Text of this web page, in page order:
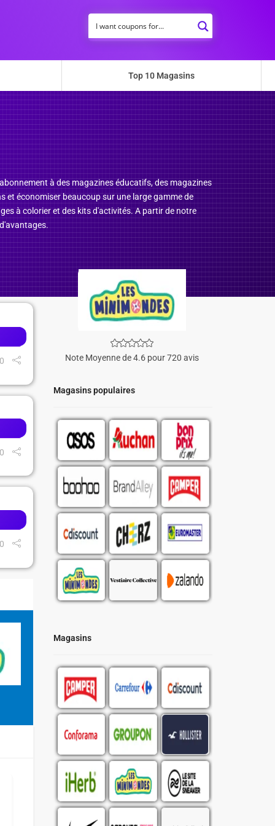
Top 10 Magasins
à des magazines éducatifs, des magazines
et économiser beaucoup sur une large gamme de
à colorier et des kits d'activités. A partir de notre
Note Moyenne de 4.6 pour 720 avis
Magasins populaires
Magasins